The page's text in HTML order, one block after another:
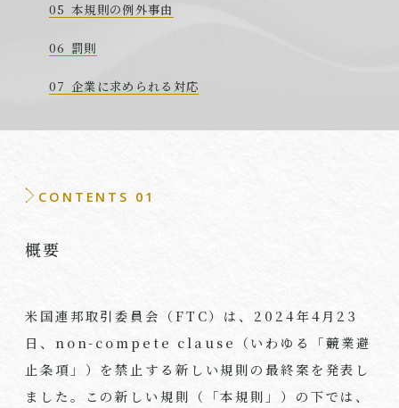
本規則の例外事由
罰則
企業に求められる対応
CONTENTS 01
概要
米国連邦取引委員会（FTC）は、 2024年4月 23
日、 non-compete clause
（いわゆる「競業避
止条項」）を禁止する新しい規則の最終案を発表し
ました。この新しい規則（「本規則」）の下では、